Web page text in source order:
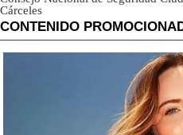
Cárceles